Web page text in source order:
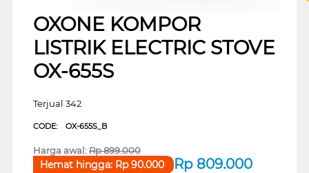
OXONE KOMPOR
LISTRIK ELECTRIC STOVE
OX-655S
Terjual 342
CODE: OX-655S_B
Harga awal:Rp899.000
Rp 809.000
Hemat hingga: Rp90.000